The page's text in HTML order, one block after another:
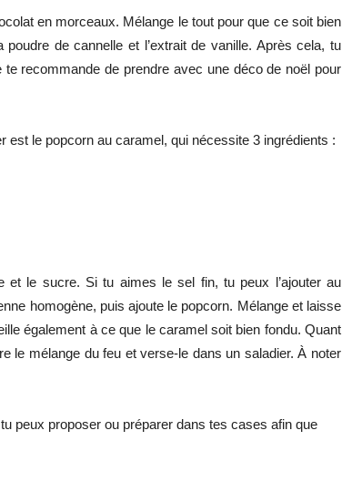
en morceaux. Mélange le tout pour que ce soit bien
de cannelle et l’extrait de vanille. Après cela, tu
recommande de prendre avec une déco de noël pour
est le popcorn au caramel, qui nécessite 3 ingrédients :
et le sucre. Si tu aimes le sel fin, tu peux l’ajouter au
homogène, puis ajoute le popcorn. Mélange et laisse
également à ce que le caramel soit bien fondu. Quant
le mélange du feu et verse-le dans un saladier. À noter
peux proposer ou préparer dans tes cases afin que